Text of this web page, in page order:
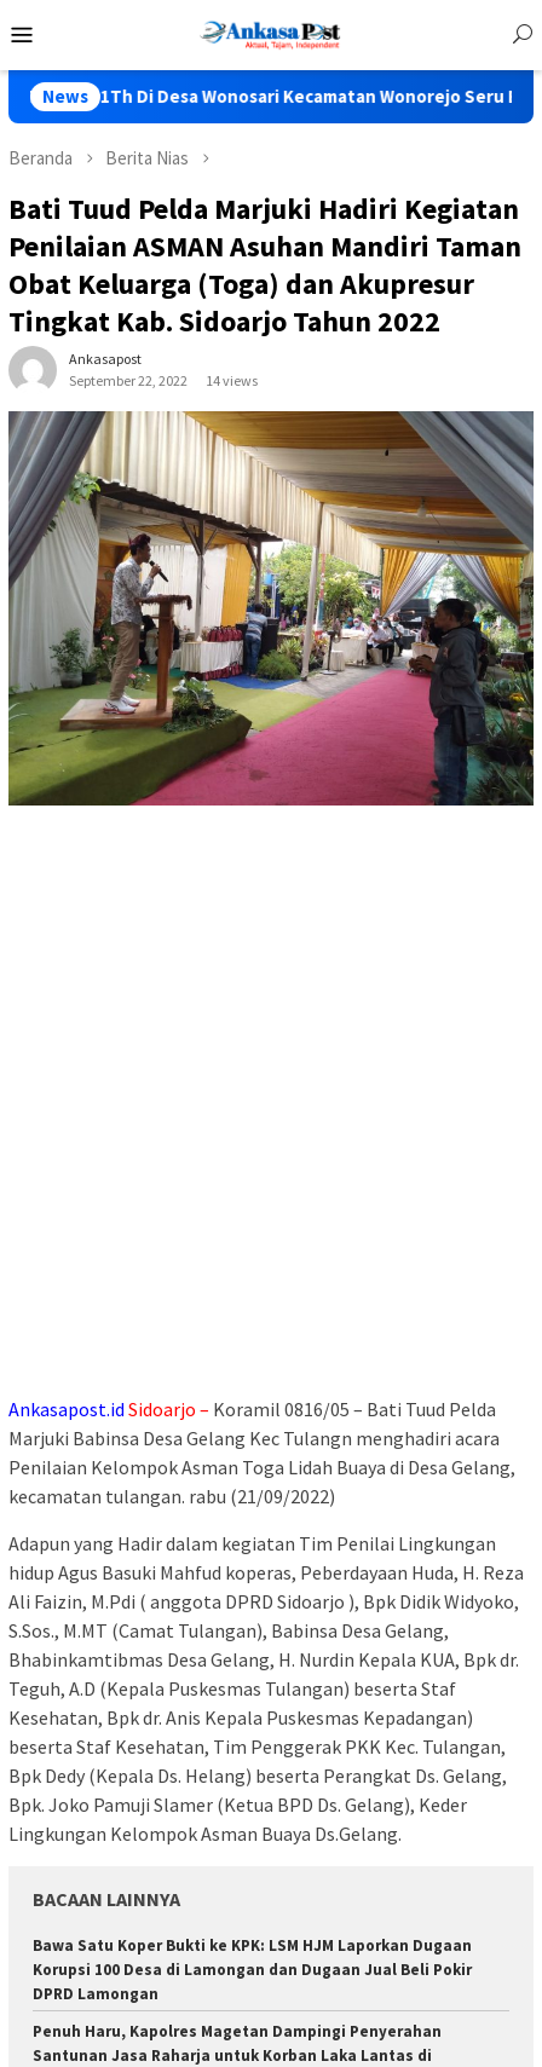
ke
Mobile
News
Desa Wonosari Kecamatan Wonorejo Seru Bos…..
Beranda Berita Nias
Bati Tuud Pelda Marjuki Hadiri Kegiatan
Penilaian ASMAN Asuhan Mandiri Taman
Obat Keluarga (Toga) dan Akupresur
Tingkat Kab. Sidoarjo Tahun 2022
Ankasapost
September 22, 2022
14 views
Ankasapost.id Sidoarjo – Koramil 0816/05 – Bati Tuud Pelda
Marjuki Babinsa Desa Gelang Kec Tulangn menghadiri acara
Penilaian Kelompok Asman Toga Lidah Buaya di Desa Gelang,
kecamatan tulangan. rabu (21/09/2022)
Adapun yang Hadir dalam kegiatan Tim Penilai Lingkungan
hidup Agus Basuki Mahfud koperas, Peberdayaan Huda, H. Reza
Ali Faizin, M.Pdi ( anggota DPRD Sidoarjo ), Bpk Didik Widyoko,
S.Sos., M.MT (Camat Tulangan), Babinsa Desa Gelang,
Bhabinkamtibmas Desa Gelang, H. Nurdin Kepala KUA, Bpk dr.
Teguh, A.D (Kepala Puskesmas Tulangan) beserta Staf
Kesehatan, Bpk dr. Anis Kepala Puskesmas Kepadangan)
beserta Staf Kesehatan, Tim Penggerak PKK Kec. Tulangan,
Bpk Dedy (Kepala Ds. Helang) beserta Perangkat Ds. Gelang,
Bpk. Joko Pamuji Slamer (Ketua BPD Ds. Gelang), Keder
Lingkungan Kelompok Asman Buaya Ds.Gelang.
BACAAN LAINNYA
Bawa Satu Koper Bukti ke KPK: LSM HJM Laporkan Dugaan
Korupsi 100 Desa di Lamongan dan Dugaan Jual Beli Pokir
DPRD Lamongan
Penuh Haru, Kapolres Magetan Dampingi Penyerahan
Santunan Jasa Raharja untuk Korban Laka Lantas di